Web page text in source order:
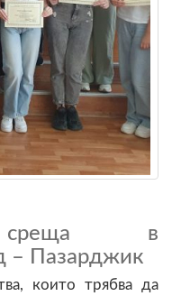
среща в
– Пазарджик
които трябва да